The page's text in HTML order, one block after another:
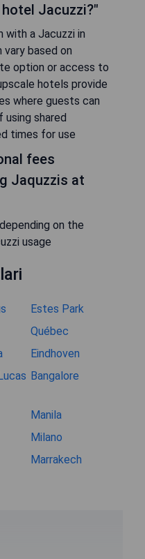
Jacuzzi?"
with a Jacuzzi in
vary based on
option or access to
hotels provide
where guests can
shared
times for use
fees
Jaquzzis at
on the
usage
Estes Park
Québec
Eindhoven
Bangalore
Manila
Milano
Marrakech